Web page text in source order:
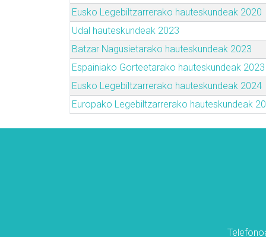
Eusko Legebiltzarrerako hauteskundeak 2020
Udal hauteskundeak 2023
Batzar Nagusietarako hauteskundeak 2023
Espainiako Gorteetarako hauteskundeak 2023
Eusko Legebiltzarrerako hauteskundeak 2024
Europako Legebiltzarrerako hauteskundeak